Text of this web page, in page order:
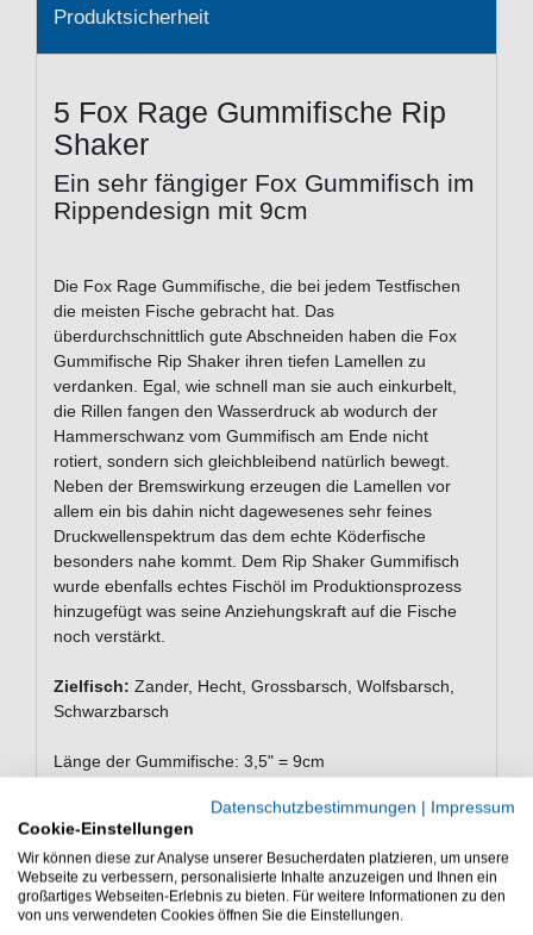
Produktsicherheit
5 Fox Rage Gummifische Rip
Shaker
Ein sehr fängiger Fox Gummifisch im
Rippendesign mit 9cm
Die Fox Rage Gummifische, die bei jedem Testfischen
die meisten Fische gebracht hat. Das
überdurchschnittlich gute Abschneiden haben die Fox
Gummifische Rip Shaker ihren tiefen Lamellen zu
verdanken. Egal, wie schnell man sie auch einkurbelt,
die Rillen fangen den Wasserdruck ab wodurch der
Hammerschwanz vom Gummifisch am Ende nicht
rotiert, sondern sich gleichbleibend natürlich bewegt.
Neben der Bremswirkung erzeugen die Lamellen vor
allem ein bis dahin nicht dagewesenes sehr feines
Druckwellenspektrum das dem echte Köderfische
besonders nahe kommt. Dem Rip Shaker Gummifisch
wurde ebenfalls echtes Fischöl im Produktionsprozess
hinzugefügt was seine Anziehungskraft auf die Fische
noch verstärkt.
Zielfisch: Zander, Hecht, Grossbarsch, Wolfsbarsch,
Schwarzbarsch
Länge der Gummifische: 3,5" = 9cm
Lieferumfang: 5 Fox Rage Rip Shaker Gummifische
Fox Rage Rip Shaker sind Fox Gummifische mit
Rippenmuster an den Seiten. Sehr lebendige
Gummifische.
Datenschutzbestimmungen | Impressum
Cookie-Einstellungen
Wir können diese zur Analyse unserer Besucherdaten platzieren, um unsere
Webseite zu verbessern, personalisierte Inhalte anzuzeigen und Ihnen ein
großartiges Webseiten-Erlebnis zu bieten. Für weitere Informationen zu den
von uns verwendeten Cookies öffnen Sie die Einstellungen.